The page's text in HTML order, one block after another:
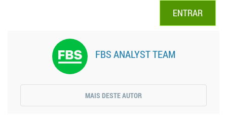
ENTRAR
FBS ANALYST TEAM
MAIS DESTE AUTOR